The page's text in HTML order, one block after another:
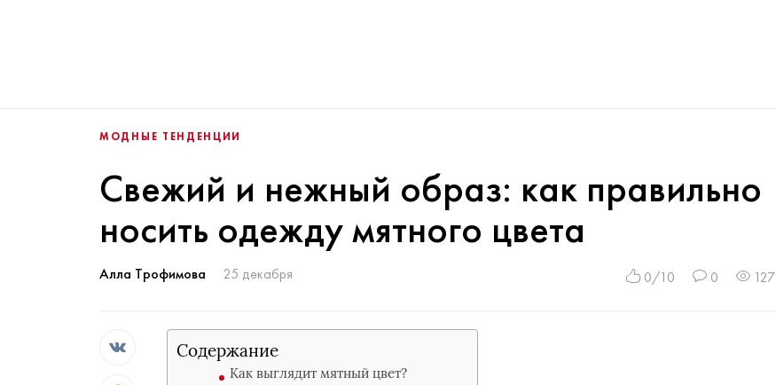
МОДНЫЕ ТЕНДЕНЦИИ
Свежий и нежный образ: как правильно
носить одежду мятного цвета
Алла Трофимова 25 декабря 0/10 0 127
Содержание
Как выглядит мятный цвет?